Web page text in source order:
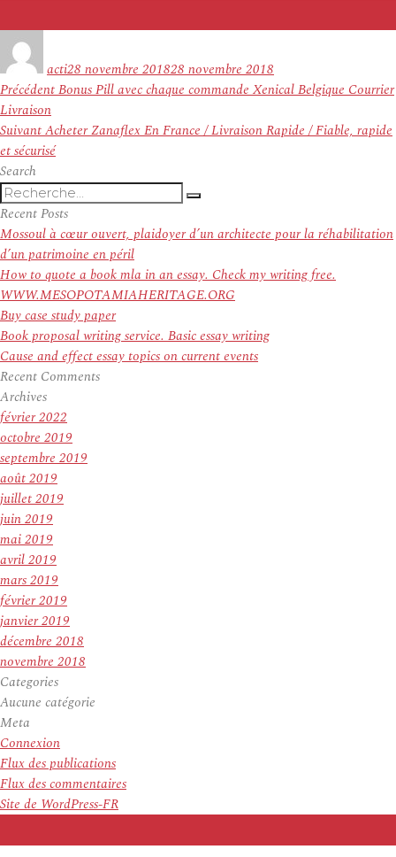
actile
28 novembre 201828 novembre 2018
Navigation
de
l’article
PrécédentArticle
Bonus Pill avec chaque commande Xenical Belgique Courrier
Livraison
SuivantArticle
suivant :
Acheter Zanaflex En France / Livraison Rapide / Fiable, rapide
et sécurisé
Search
Recherche
pour
:
Recherche
Recent Posts
Mossoul à cœur ouvert, plaidoyer d’un architecte pour la réhabilitation
d’un patrimoine en péril
How to quote a book mla in an essay. Check my writing free.
WWW.MESOPOTAMIAHERITAGE.ORG
Buy case study paper
Book proposal writing service. Basic essay writing
Cause and effect essay topics on current events
Recent Comments
Archives
février 2022
octobre 2019
septembre 2019
août 2019
juillet 2019
juin 2019
mai 2019
avril 2019
mars 2019
février 2019
janvier 2019
décembre 2018
novembre 2018
Categories
Aucune catégorie
Meta
Connexion
Flux des publications
Flux des commentaires
Site de WordPress-FR